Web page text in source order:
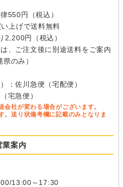
550円（税込）
上げで送料無料
2,200円（税込）
、ご注文後に別途送料をご案内
のみ）
：佐川急便（宅配便）
宅急便）
社が変わる場合がございます。
。送り状備考欄に記載のみとなりま
業案内
13:00～17:30